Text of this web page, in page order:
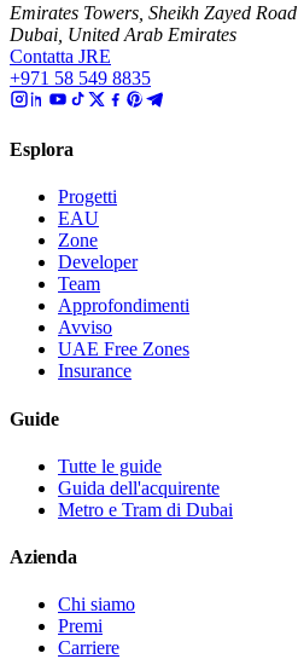
Emirates Towers, Sheikh Zayed Road
Dubai, United Arab Emirates
Contatta JRE
+971 58 549 8835
Esplora
Progetti
EAU
Zone
Developer
Team
Approfondimenti
Avviso
UAE Free Zones
Insurance
Guide
Tutte le guide
Guida dell'acquirente
Metro e Tram di Dubai
Azienda
Chi siamo
Premi
Carriere